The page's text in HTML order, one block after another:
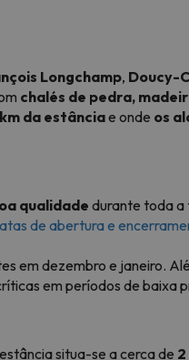
Longchamp, Doucy-
chalés de pedra,
da estânciae onde os
qualidade durante toda a
de abertura e
em dezembro e janeiro.
em períodos de baixa
situa-se a cerca de